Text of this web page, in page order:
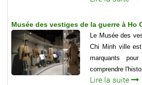
Musée des vestiges de la guerre à Ho
Le Musée des
Chi Minh ville
marquants
comprendre
Lire la suite